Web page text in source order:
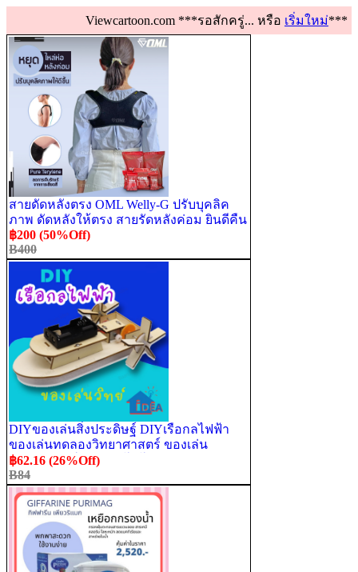
Viewcartoon.com ***รอสักครู่... หรือ เริ่มใหม่***
สายดัดหลังตรง OML Welly-G ปรับบุคลิค
ภาพ ดัดหลังให้ตรง สายรัดหลังค่อม ยินดีคืน
เงิน รับประกันคุณภาพสินค้า
฿200 (50%Off)
B400
DIYของเล่นสิ่งประดิษฐ์ DIYเรือกลไฟฟ้า
ของเล่นทดลองวิทยาศาสตร์ ของเล่น
วิทยาศาสตร์และเทคโนโลยี
฿62.16 (26%Off)
B84